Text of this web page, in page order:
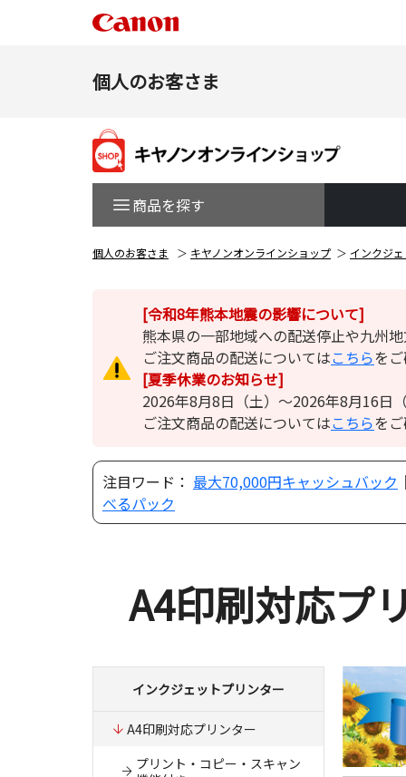
個人のお客さま
商品を探す
個人のお客さま キヤノンオンラインショップ インクジ
[令和8年熊本地震の影響について]
熊本県の一部地域への配送停止や九州
ご注文商品の配送についてはこちらを
[夏季休業のお知らせ]
2026年8月8日（土）～2026年8月16日
ご注文商品の配送についてはこちらを
注目ワード： 最大70,000円キャッシュバック
べるパック
A4印刷対応プ
インクジェットプリンター
A4印刷対応プリンター
プリント・コピー・スキャン